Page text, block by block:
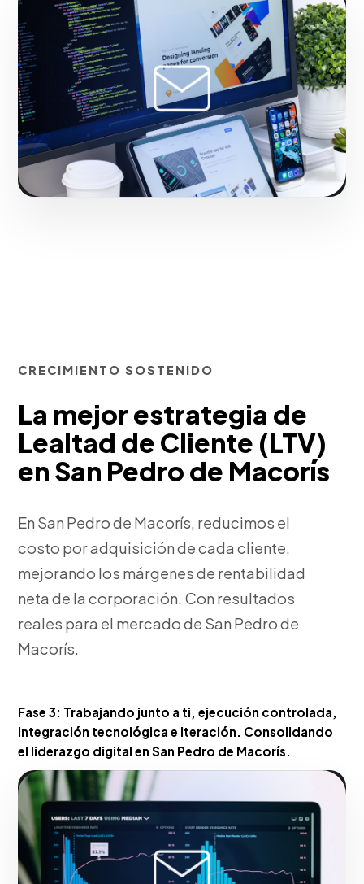
Fase 2:Para el mercado local, planteamiento de
tácticas Go-To-Market y proyecciones.
Consolidando el liderazgo digital en San Pedro de
Macorís.
Iniciar proyecto
CRECIMIENTO SOSTENIDO
La mejor estrategia de
Lealtad de Cliente (LTV)
en San Pedro de Macorís
En San Pedro de Macorís, reducimos el
costo por adquisición de cada cliente,
mejorando los márgenes de rentabilidad
neta de la corporación. Con resultados
reales para el mercado de San Pedro de
Macorís.
Fase 3: Trabajando junto a ti, ejecución controlada,
integración tecnológica e iteración. Consolidando
el liderazgo digital en San Pedro de Macorís.